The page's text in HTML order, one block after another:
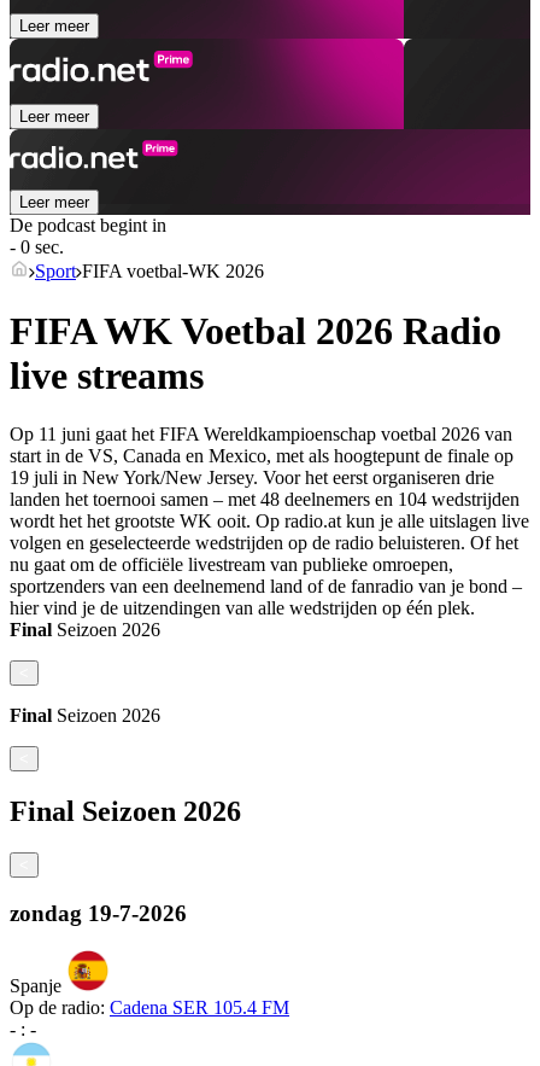
Leer meer
Leer meer
Leer meer
De podcast begint in
- 0 sec.
Sport FIFA voetbal-WK 2026
FIFA WK Voetbal 2026 Radio
live streams
Op 11 juni gaat het FIFA Wereldkampioenschap voetbal 2026 van
start in de VS, Canada en Mexico, met als hoogtepunt de finale op
19 juli in New York/New Jersey. Voor het eerst organiseren drie
landen het toernooi samen – met 48 deelnemers en 104 wedstrijden
wordt het het grootste WK ooit. Op radio.at kun je alle uitslagen live
volgen en geselecteerde wedstrijden op de radio beluisteren. Of het
nu gaat om de officiële livestream van publieke omroepen,
sportzenders van een deelnemend land of de fanradio van je bond –
hier vind je de uitzendingen van alle wedstrijden op één plek.
Final Seizoen 2026
Final Seizoen 2026
Final Seizoen 2026
zondag 19-7-2026
Spanje
Op de radio: Cadena SER 105.4 FM
- : -